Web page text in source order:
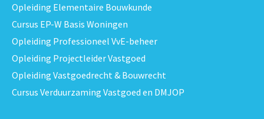
Opleiding Elementaire Bouwkunde
Cursus EP-W Basis Woningen
Opleiding Professioneel VvE-beheer
Opleiding Projectleider Vastgoed
Opleiding Vastgoedrecht & Bouwrecht
Cursus Verduurzaming Vastgoed en DMJOP